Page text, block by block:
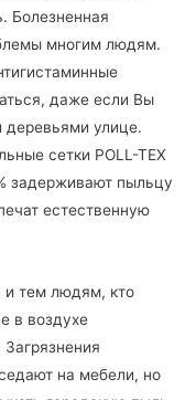
Болезненная
многим людям.
даже если Вы
деревьями улице.
сетки POLL-TEX
задерживают пыльцу
естественную
и тем людям, кто
в воздухе
на мебели, но